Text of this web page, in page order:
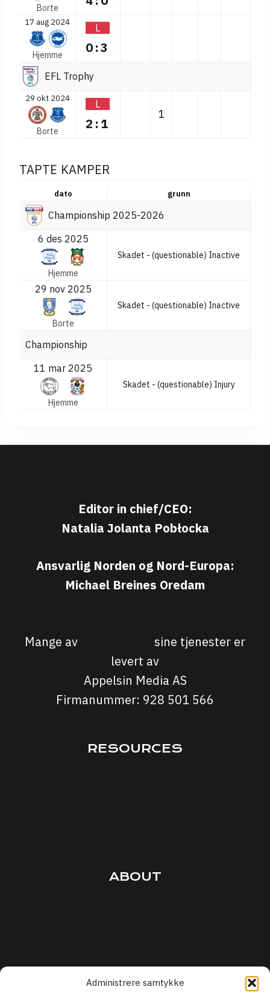
Administrere samtykke
Borte
17 aug 2024
Hjemme
L
0:3
EFL Trophy
29 okt 2024
Borte
L
2:1
1
TAPTE KAMPER
dato grunn
Championship 2025-2026
6 des 2025
Hjemme
Skadet - (questionable) Inactive
29 nov 2025
Borte
Skadet - (questionable) Inactive
Championship
11 mar 2025
Hjemme
Skadet - (questionable) Injury
Editor in chief/CEO:
Natalia Jolanta Pobłocka
Ansvarlig Norden og Nord-Europa:
Michael Breines Oredam
Mange av
sine tjenester er
levert av
Appelsin Media AS
Firmanummer: 928 501 566
RESOURCES
ABOUT
Support